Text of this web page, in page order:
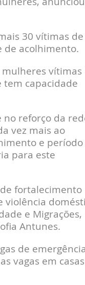
30 vítimas de
de acolhimento.
vítimas
tem capacidade
no reforço da
vez mais ao
e
para este
fortalecimento
violência
e Migrações,
Antunes.
de
vagas em casas